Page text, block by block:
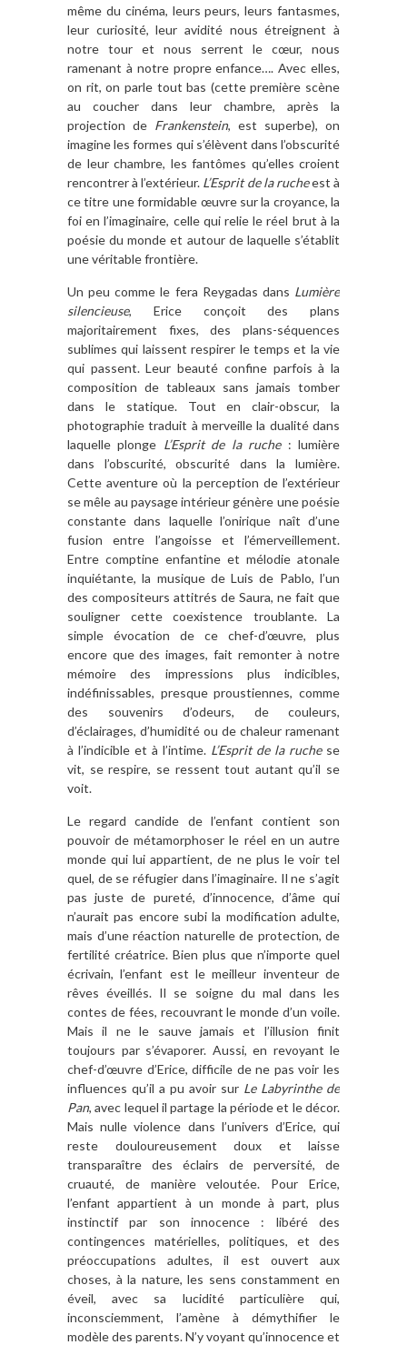
même du cinéma, leurs peurs, leurs fantasmes,
leur curiosité, leur avidité nous étreignent à
notre tour et nous serrent le cœur, nous
ramenant à notre propre enfance…. Avec elles,
on rit, on parle tout bas (cette première scène
au coucher dans leur chambre, après la
projection de Frankenstein, est superbe), on
imagine les formes qui s’élèvent dans l’obscurité
de leur chambre, les fantômes qu’elles croient
rencontrer à l’extérieur. L’Esprit de la rucheest à
ce titre une formidable œuvre sur la croyance, la
foi en l’imaginaire, celle qui relie le réel brut à la
poésie du monde et autour de laquelle s’établit
une véritable frontière.
Un peu comme le fera Reygadas dans Lumière
silencieuse, Erice conçoit des plans
majoritairement fixes, des plans-séquences
sublimes qui laissent respirer le temps et la vie
qui passent. Leur beauté confine parfois à la
composition de tableaux sans jamais tomber
dans le statique. Tout en clair-obscur, la
photographie traduit à merveille la dualité dans
laquelle plonge L’Esprit de la ruche: lumière
dans l’obscurité, obscurité dans la lumière.
Cette aventure où la perception de l’extérieur
se mêle au paysage intérieur génère une poésie
constante dans laquelle l’onirique naît d’une
fusion entre l’angoisse et l’émerveillement.
Entre comptine enfantine et mélodie atonale
inquiétante, la musique de Luis de Pablo, l’un
des compositeurs attitrés de Saura, ne fait que
souligner cette coexistence troublante. La
simple évocation de ce chef-d’œuvre, plus
encore que des images, fait remonter à notre
mémoire des impressions plus indicibles,
indéfinissables, presque proustiennes, comme
des souvenirs d’odeurs, de couleurs,
d’éclairages, d’humidité ou de chaleur ramenant
à l’indicible et à l’intime. L’Esprit de la ruchese
vit, se respire, se ressent tout autant qu’il se
voit.
Le regard candide de l’enfant contient son
pouvoir de métamorphoser le réel en un autre
monde qui lui appartient, de ne plus le voir tel
quel, de se réfugier dans l’imaginaire. Il ne s’agit
pas juste de pureté, d’innocence, d’âme qui
n’aurait pas encore subi la modification adulte,
mais d’une réaction naturelle de protection, de
fertilité créatrice. Bien plus que n’importe quel
écrivain, l’enfant est le meilleur inventeur de
rêves éveillés. Il se soigne du mal dans les
contes de fées, recouvrant le monde d’un voile.
Mais il ne le sauve jamais et l’illusion finit
toujours par s’évaporer. Aussi, en revoyant le
chef-d’œuvre d’Erice, difficile de ne pas voir les
influences qu’il a pu avoir sur Le Labyrinthe de
Pan, avec lequel il partage la période et le décor.
Mais nulle violence dans l’univers d’Erice, qui
reste douloureusement doux et laisse
transparaître des éclairs de perversité, de
cruauté, de manière veloutée. Pour Erice,
l’enfant appartient à un monde à part, plus
instinctif par son innocence : libéré des
contingences matérielles, politiques, et des
préoccupations adultes, il est ouvert aux
choses, à la nature, les sens constamment en
éveil, avec sa lucidité particulière qui,
inconsciemment, l’amène à démythifier le
modèle des parents. N’y voyant qu’innocence et